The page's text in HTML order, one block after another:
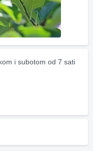
i subotom od 7 sati